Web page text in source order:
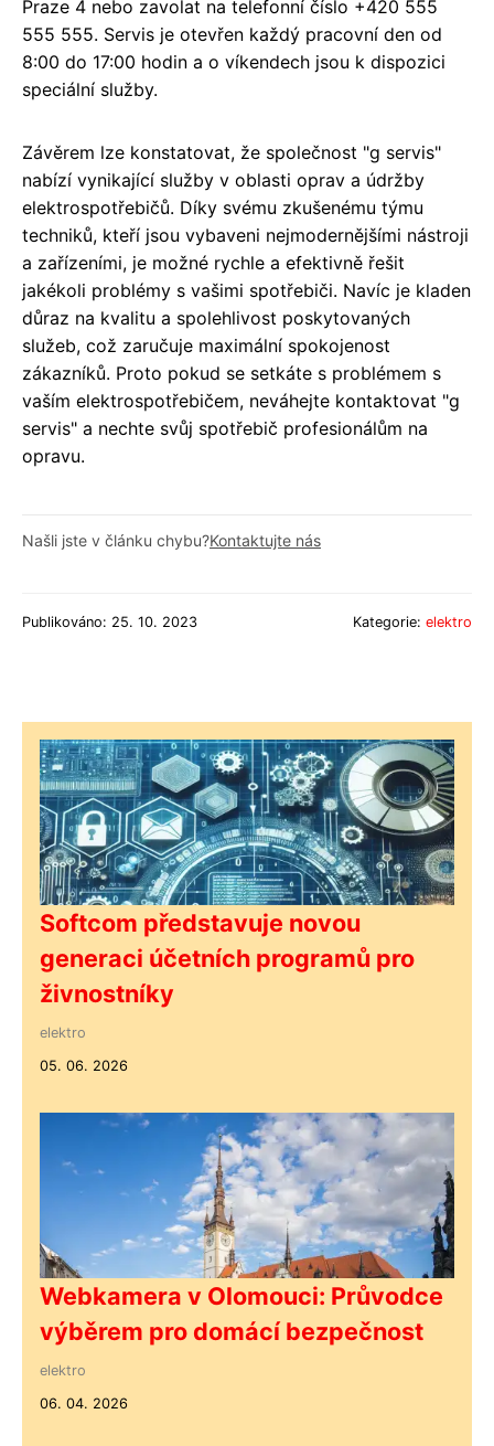
Praze 4 nebo zavolat na telefonní číslo +420 555
555 555. Servis je otevřen každý pracovní den od
8:00 do 17:00 hodin a o víkendech jsou k dispozici
speciální služby.
Závěrem lze konstatovat, že společnost "g servis"
nabízí vynikající služby v oblasti oprav a údržby
elektrospotřebičů. Díky svému zkušenému týmu
techniků, kteří jsou vybaveni nejmodernějšími nástroji
a zařízeními, je možné rychle a efektivně řešit
jakékoli problémy s vašimi spotřebiči. Navíc je kladen
důraz na kvalitu a spolehlivost poskytovaných
služeb, což zaručuje maximální spokojenost
zákazníků. Proto pokud se setkáte s problémem s
vaším elektrospotřebičem, neváhejte kontaktovat "g
servis" a nechte svůj spotřebič profesionálům na
opravu.
Našli jste v článku chybu?Kontaktujte nás
Publikováno: 25. 10. 2023 Kategorie: elektro
Softcom představuje novou
generaci účetních programů pro
živnostníky
elektro
05. 06. 2026
Webkamera v Olomouci: Průvodce
výběrem pro domácí bezpečnost
elektro
06. 04. 2026